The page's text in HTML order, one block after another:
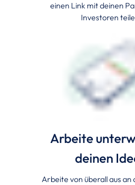
einen Link mit deinen
Investoren
Arbeite
deinen
Arbeite von überall aus an